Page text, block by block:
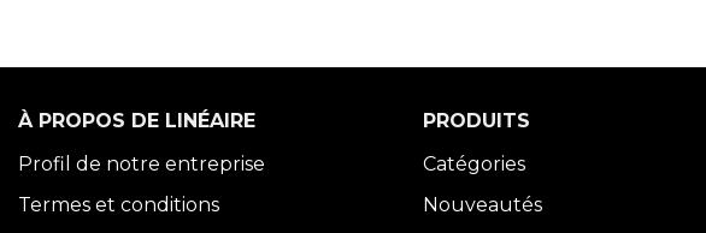
À PROPOS DE LINÉAIRE
Profil de notre entreprise
Termes et conditions
PRODUITS
Catégories
Nouveautés